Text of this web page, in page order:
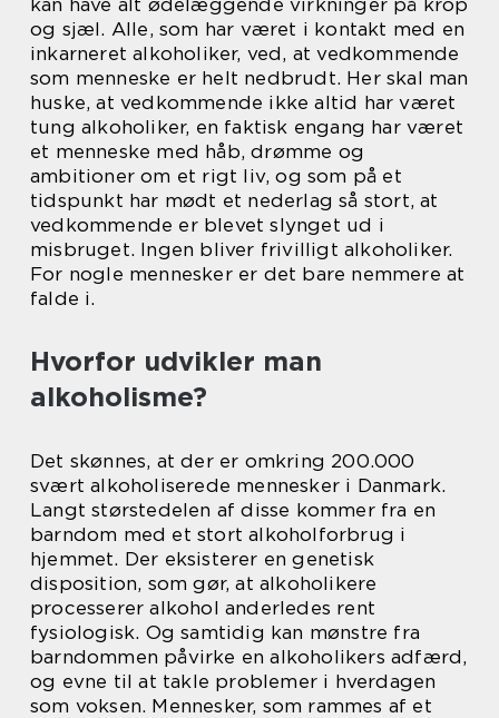
kan have alt ødelæggende virkninger på krop
og sjæl. Alle, som har været i kontakt med en
inkarneret alkoholiker, ved, at vedkommende
som menneske er helt nedbrudt. Her skal man
huske, at vedkommende ikke altid har været
tung alkoholiker, en faktisk engang har været
et menneske med håb, drømme og
ambitioner om et rigt liv, og som på et
tidspunkt har mødt et nederlag så stort, at
vedkommende er blevet slynget ud i
misbruget. Ingen bliver frivilligt alkoholiker.
For nogle mennesker er det bare nemmere at
falde i.
Hvorfor udvikler man
alkoholisme?
Det skønnes, at der er omkring 200.000
svært alkoholiserede mennesker i Danmark.
Langt størstedelen af disse kommer fra en
barndom med et stort alkoholforbrug i
hjemmet. Der eksisterer en genetisk
disposition, som gør, at alkoholikere
processerer alkohol anderledes rent
fysiologisk. Og samtidig kan mønstre fra
barndommen påvirke en alkoholikers adfærd,
og evne til at takle problemer i hverdagen
som voksen. Mennesker, som rammes af et